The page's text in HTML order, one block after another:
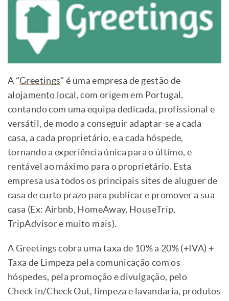
A “Greetings” é uma empresa de gestão de
alojamento local , com origem em Portugal,
contando com uma equipa dedicada, profissional e
versátil, de modo a conseguir adaptar-se a cada
casa, a cada proprietário, e a cada hóspede,
tornando a experiência única para o último, e
rentável ao máximo para o proprietário. Esta
empresa usa todos os principais sites de aluguer de
casa de curto prazo para publicar e promover a sua
casa (Ex: Airbnb, HomeAway, HouseTrip,
TripAdvisor e muito mais).
A Greetings cobra uma taxa de 10% a 20% (+IVA) +
Taxa de Limpeza pela comunicação com os
hóspedes, pela promoção e divulgação, pelo
Check in/Check Out, limpeza e lavandaria, produtos